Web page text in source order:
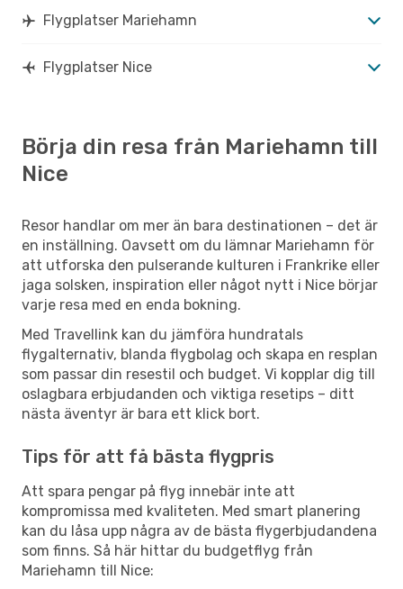
Flygplatser Mariehamn
Flygplatser Nice
Börja din resa från Mariehamn till
Nice
Resor handlar om mer än bara destinationen – det är
en inställning. Oavsett om du lämnar Mariehamn för
att utforska den pulserande kulturen i Frankrike eller
jaga solsken, inspiration eller något nytt i Nice börjar
varje resa med en enda bokning.
Med Travellink kan du jämföra hundratals
flygalternativ, blanda flygbolag och skapa en resplan
som passar din resestil och budget. Vi kopplar dig till
oslagbara erbjudanden och viktiga resetips – ditt
nästa äventyr är bara ett klick bort.
Tips för att få bästa flygpris
Att spara pengar på flyg innebär inte att
kompromissa med kvaliteten. Med smart planering
kan du låsa upp några av de bästa flygerbjudandena
som finns. Så här hittar du budgetflyg från
Mariehamn till Nice: